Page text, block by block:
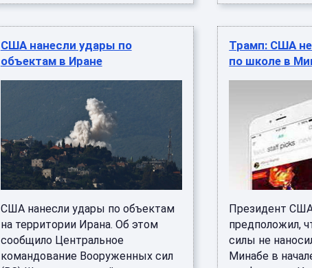
США нанесли удары по
объектам в Иране
США нанесли удары по объектам
на территории Ирана. Об этом
сообщило Центральное
командование Вооруженных сил
Трамп: США
по школе в
Президент
предположил,
силы не
Минабе в